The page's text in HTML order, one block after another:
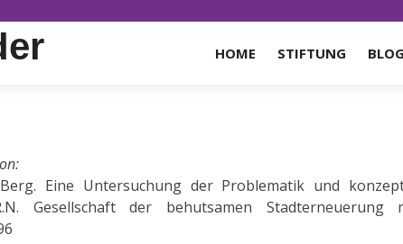
HOME STIFTUNG BLOG
Eine Untersuchung der Problematik und
Gesellschaft der behutsamen Stadterneuerung